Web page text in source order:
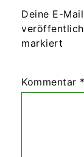
Deine E-
markiert
Kommentar *